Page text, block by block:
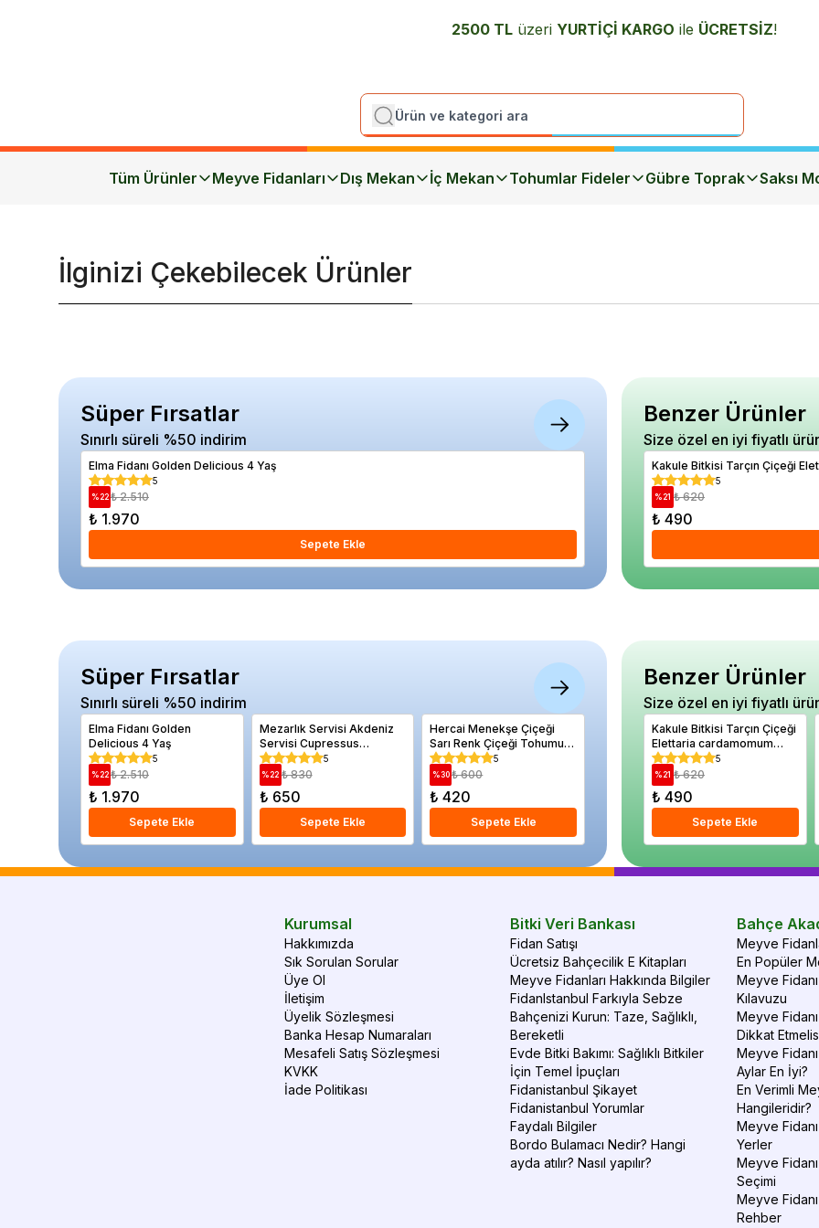
2500 TL üzeri YURTİÇİ KARGO ile ÜCRETSİZ!
Tüm Ürünler Meyve Fidanları Dış Mekan İç Mekan Tohumlar Fideler Gübre Toprak Saksı
İlginizi Çekebilecek Ürünler
Süper Fırsatlar
Sınırlı süreli %50 indirim
Elma Fidanı Golden Delicious 4 Yaş
5
%22 ₺ 2.510
₺ 1.970
Sepete Ekle
Mezarlık Servisi Akdeniz Servisi
5
Benzer Ürünler
Size özel en iyi fiyatlı
Kakule Bitkisi Tarçın Çiçeği
5
%21 ₺ 620
₺ 490
Süper Fırsatlar
Sınırlı süreli %50 indirim
Elma Fidanı Golden
Delicious 4 Yaş
5
%22 ₺ 2.510
₺ 1.970
Sepete Ekle
Mezarlık Servisi Akdeniz
Servisi Cupressus
sempervirens Horizontalis
30 cm
5
%22 ₺ 830
₺ 650
Sepete Ekle
Hercai Menekşe Çiçeği
Sarı Renk Çiçeği Tohumu
150 Adet
5
%30 ₺ 600
₺ 420
Sepete Ekle
Badem Fidanı PRİMORSKİ
5
Sepete Ekle
Askılı
₺
₺
Benzer Ürünler
Size özel en iyi fiyatlı
Kakule Bitkisi Tarçın Çiçeği
Elettaria cardamomum
Ginger 30 50 cm Saksıda
5
%21 ₺ 620
₺ 490
Sepete Ekle
Kurumsal
Hakkımızda
Sık Sorulan Sorular
Üye Ol
İletişim
Üyelik Sözleşmesi
Banka Hesap Numaraları
Mesafeli Satış Sözleşmesi
KVKK
İade Politikası
Bitki Veri Bankası
Fidan Satışı
Ücretsiz Bahçecilik E Kitapları
Meyve Fidanları Hakkında Bilgiler
FidanIstanbul Farkıyla Sebze
Bahçenizi Kurun: Taze, Sağlıklı,
Bereketli
Evde Bitki Bakımı: Sağlıklı Bitkiler
İçin Temel İpuçları
Fidanistanbul Şikayet
Fidanistanbul Yorumlar
Faydalı Bilgiler
Bordo Bulamacı Nedir? Hangi
ayda atılır? Nasıl yapılır?
Bahçe
Meyve
En Popüler
Meyve
Kılavuzu
Meyve
Dikkat
Meyve
Aylar En İyi?
En Verimli
Hangileridir?
Meyve
Yerler
Meyve
Seçimi
Meyve Fidanı
Rehber